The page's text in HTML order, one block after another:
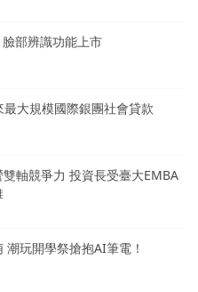
部辨識功能上市
大規模國際銀團社會貸款
軸競爭力 投資長受臺大EMBA
潮玩開學祭搶抱AI筆電！